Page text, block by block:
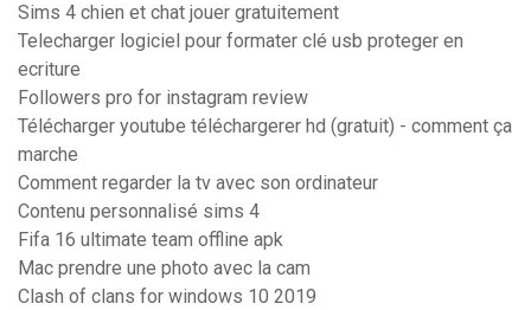
Sims 4 chien et chat jouer gratuitement
Telecharger logiciel pour formater clé usb proteger en
ecriture
Followers pro for instagram review
Télécharger youtube téléchargerer hd (gratuit) - comment ça
marche
Comment regarder la tv avec son ordinateur
Contenu personnalisé sims 4
Fifa 16 ultimate team offline apk
Mac prendre une photo avec la cam
Clash of clans for windows 10 2019